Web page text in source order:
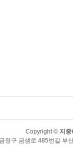
Copyright © 지중
정구 금샘로 485번길 부